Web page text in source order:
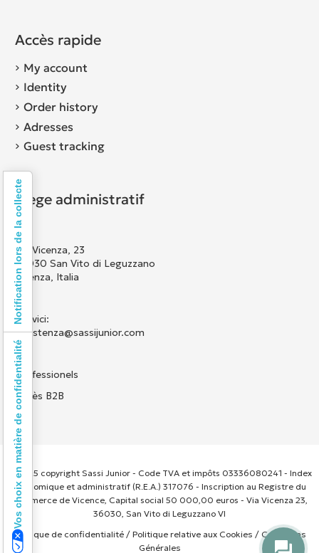
Accès rapide
My account
Identity
Order history
Adresses
Guest tracking
Siège administratif
Via Vicenza, 23
36030 San Vito di Leguzzano
Vicenza, Italia
Scrivici:
assistenza@sassijunior.com
Professionels
Accès B2B
© 2025 copyright Sassi Junior - Code TVA et impôts 03336080241 - Index
économique et administratif (R.E.A.) 317076 - Inscription au Registre du
Commerce de Vicence, Capital social 50 000,00 euros - Via Vicenza 23,
36030, San Vito di Leguzzano VI
Politique de confidentialité/ Politique relative aux Cookies / Conditions
Générales
Vos choix en matière de confidentialité
Notification lors de la collecte